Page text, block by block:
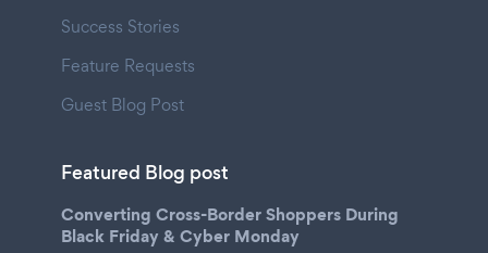
Success Stories
Feature Requests
Guest Blog Post
Featured Blog post
Converting Cross-Border Shoppers During
Black Friday & Cyber Monday